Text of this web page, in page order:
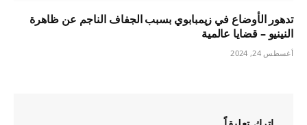
تدهور الأوضاع في زيمبابوي بسبب الجفاف الناجم عن ظاهرة
النينيو – قضايا عالمية
أغسطس 24, 2024